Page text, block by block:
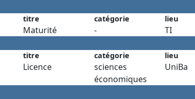
titre catégorie lieu
Maturité - TI
titre catégorie lieu
Licence
sciences
économiques
UniBa